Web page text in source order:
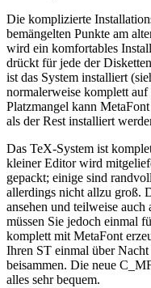
Die komplizierte
bemängelten Punkte am
wird ein komfortables
drückt für jede der
ist das System installiert
normalerweise komplett
Platzmangel kann
als der Rest installiert
Das TeX-System ist
kleiner Editor wird
gepackt; einige sind
allerdings nicht allzu groß.
ansehen und teilweise
müssen Sie jedoch einmal
komplett mit MetaFont
Ihren ST einmal über
beisammen. Die neue
alles sehr bequem.